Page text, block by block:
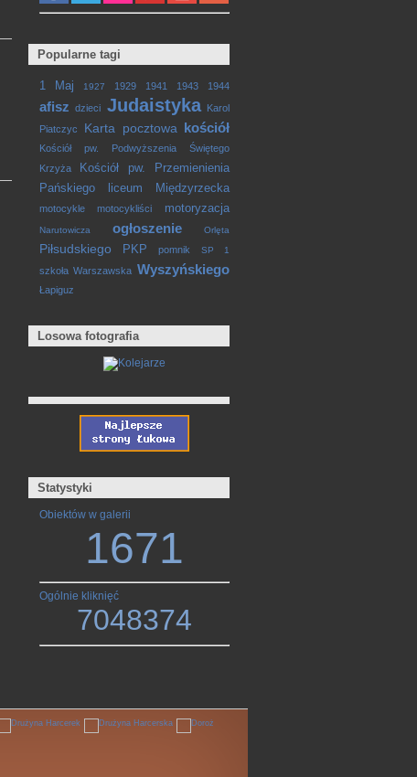
Popularne tagi
1 Maj 1927 1929 1941 1943 1944
afisz dzieci Judaistyka
Karol
Piatczyc
Karta pocztowa kościół
Kościół pw. Podwyższenia Świętego
Krzyża
Kościół pw. Przemienienia
Pańskiego
liceum Międzyrzecka
motocykle motocykliści motoryzacja
Narutowicza ogłoszenie Orlęta
Piłsudskiego PKP pomnik SP 1
szkoła Warszawska Wyszyńskiego
Łapiguz
Losowa fotografia
Statystyki
Obiektów w galerii
1671
Ogólnie kliknięć
7048374